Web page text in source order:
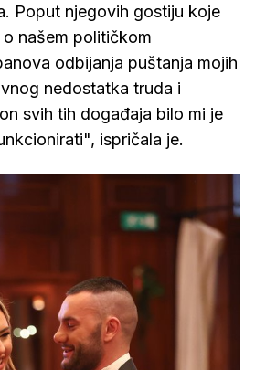
Poput njegovih gostiju koje
našem političkom
odbijanja puštanja mojih
nedostatka truda i
svih tih događaja bilo mi je
ispričala je.